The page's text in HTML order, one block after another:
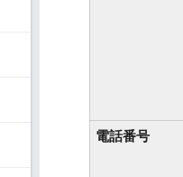
電話番号